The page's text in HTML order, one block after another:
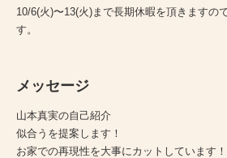
10/6(火)〜13(火)まで長期休暇を頂きますの
す。
メッセージ
山本真実の自己紹介
似合うを提案します！
お家での再現性を大事にカットしています